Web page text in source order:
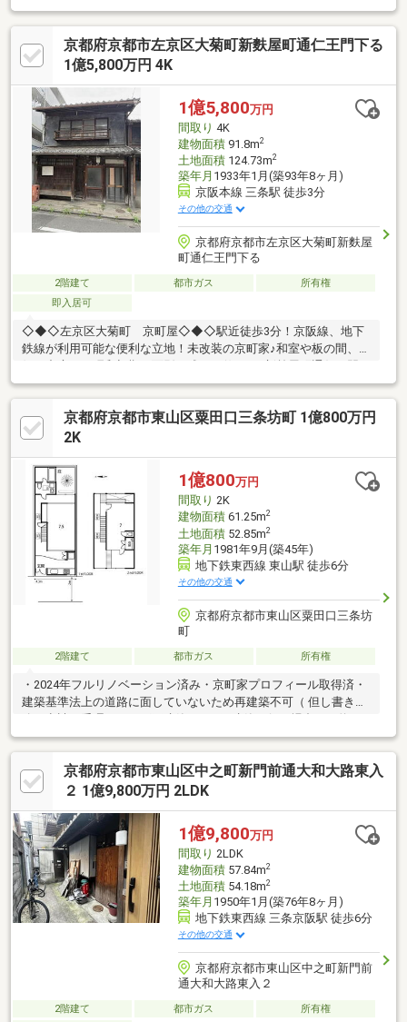
京都府京都市左京区大菊町新麩屋町通仁王門下る
1億5,800万円 4K
1億5,800万円
間取り 4K
建物面積91.8m2
土地面積124.73m2
築年月 1933年1月(築93年8ヶ月)
京阪本線 三条駅 徒歩3分
その他の交通
京都府京都市左京区大菊町新麩屋
町通仁王門下る
2階建て 都市ガス
所有権
即入居可
◇◆◇左京区大菊町 京町屋◇◆◇駅近徒歩3分！京阪線、地下
鉄線が利用可能な便利な立地！未改装の京町家♪和室や板の間、縁
ル、中京三条の繁華街や鴨川三条大橋など観光地にもほど近い好
立地♪スーモに掲載していない売地・戸建・民泊・収益マンション
情報掲載中♪ → https://www.grace-h.jp/築年不詳（昭和8年の
記録あり）☆グレースハウジングは大阪心斎橋の不動産業者で
場、倉庫、ビルまで、不動産購入、売却の事なら何でもご相談下
さい☆
京都府京都市東山区粟田口三条坊町 1億800万円
2K
1億800万円
間取り 2K
建物面積61.25m2
土地面積52.85m2
築年月 1981年9月(築45年)
地下鉄東西線 東山駅 徒歩6分
その他の交通
京都府京都市東山区粟田口三条坊
町
2階建て 都市ガス 所有権
・2024年フルリノベーション済み・京町家プロフィール取得済・
建築基準法上の道路に面していないため再建築不可（ 但し書き道
平米のセットバックが必要です。・連棟住宅3戸1
京都府京都市東山区中之町新門前通大和大路東入
２ 1億9,800万円 2LDK
1億9,800万円
間取り 2LDK
建物面積57.84m2
土地面積54.18m2
築年月 1950年1月(築76年8ヶ月)
地下鉄東西線 三条京阪駅 徒歩6分
その他の交通
京都府京都市東山区中之町新門前
通大和大路東入２
2階建て 都市ガス
所有権